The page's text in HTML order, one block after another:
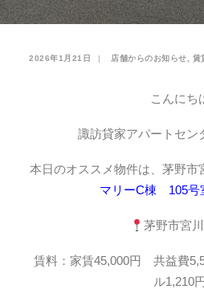
2026年1月21日 | 店舗からのお知らせ 賃
こんにち
諏訪貸家アパートセン
本日のオススメ物件は、茅野市
マリーC棟 105号
茅野市宮
賃料：家賃45,000円 共益費
ル1,210円